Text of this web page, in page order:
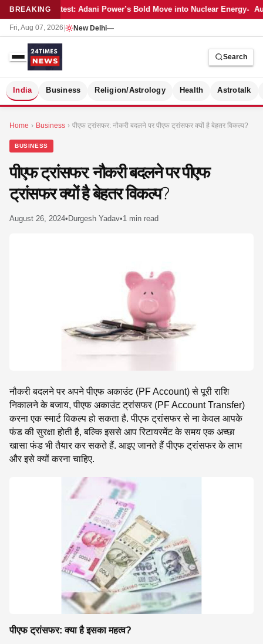
BREAKINGLatest: Adani Power’s Bold Move into Nuclear Energy
Fri, Aug 07, 2026 New Delhi—
Search
India Business Religion/Astrology Health Astrotalk
Home › Business › पीएफ ट्रांसफर: नौकरी बदलने पर पीएफ ट्रांसफर क्यों है बेहतर विकल्प?
BUSINESS
पीएफ ट्रांसफर: नौकरी बदलने पर पीएफ
ट्रांसफर क्यों है बेहतर विकल्प?
August 26, 2024• Durgesh Yadav•1 min read
नौकरी बदलने पर अपने पीएफ अकाउंट (PF Account) से पूरी राशि
निकालने के बजाय, पीएफ अकाउंट ट्रांसफर (PF Account Transfer)
करना एक स्मार्ट विकल्प हो सकता है. पीएफ ट्रांसफर से ना केवल आपके
फंड की सुरक्षा होती है, बल्कि इससे आप रिटायरमेंट के समय एक अच्छा
खासा फंड भी तैयार कर सकते हैं. आइए जानते हैं पीएफ ट्रांसफर के लाभ
और इसे क्यों करना चाहिए.
पीएफ ट्रांसफर: क्या है इसका महत्व?